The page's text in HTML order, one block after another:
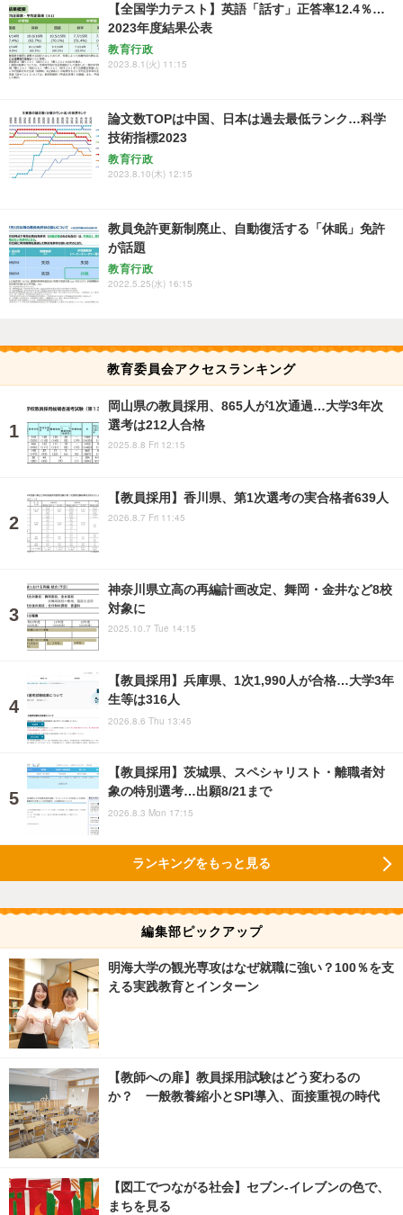
【全国学力テスト】英語「話す」正答率12.4％…
2023年度結果公表
教育行政
2023.8.1(火) 11:15
論文数TOPは中国、日本は過去最低ランク…科学
技術指標2023
教育行政
2023.8.10(木) 12:15
教員免許更新制廃止、自動復活する「休眠」免許
が話題
教育行政
2022.5.25(水) 16:15
教育委員会アクセスランキング
岡山県の教員採用、865人が1次通過…大学3年次
選考は212人合格
2025.8.8 Fri 12:15
【教員採用】香川県、第1次選考の実合格者639人
2026.8.7 Fri 11:45
神奈川県立高の再編計画改定、舞岡・金井など8校
対象に
2025.10.7 Tue 14:15
【教員採用】兵庫県、1次1,990人が合格…大学3年
生等は316人
2026.8.6 Thu 13:45
【教員採用】茨城県、スペシャリスト・離職者対
象の特別選考…出願8/21まで
2026.8.3 Mon 17:15
ランキングをもっと見る
編集部ピックアップ
明海大学の観光専攻はなぜ就職に強い？100％を支
える実践教育とインターン
【教師への扉】教員採用試験はどう変わるの
か？ 一般教養縮小とSPI導入、面接重視の時代
【図工でつながる社会】セブン‐イレブンの色で、
まちを見る